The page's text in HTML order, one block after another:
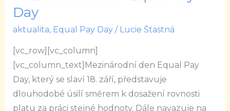
Day
aktualita, Equal Pay Day/ Lucie Šťastná
[vc_row][vc_column]
[vc_column_text]Mezinárodní den Equal Pay
Day, který se slaví 18. září, představuje
dlouhodobé úsilí směrem k dosažení rovnosti
platu za práci stejné hodnoty. Dále navazuje na
den
Equal
Day